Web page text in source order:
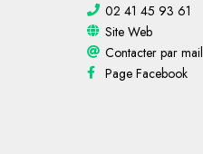
02 41 45 93 61
Site Web
Contacter par mail
Page Facebook